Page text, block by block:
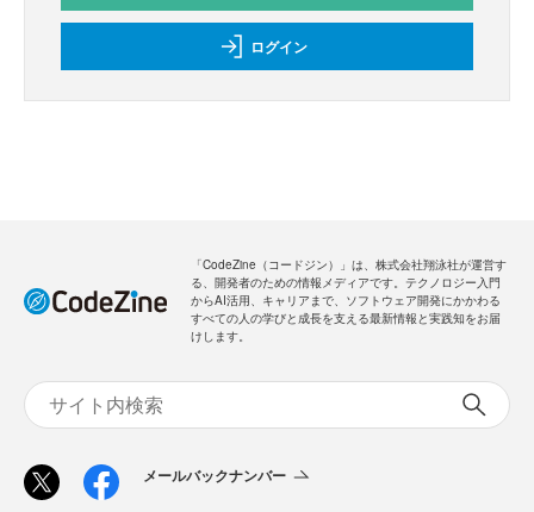
ログイン
「CodeZine（コードジン）」は、株式会社翔泳社が運営す
る、開発者のための情報メディアです。テクノロジー入門
からAI活用、キャリアまで、ソフトウェア開発にかかわる
すべての人の学びと成長を支える最新情報と実践知をお届
けします。
メールバックナンバー